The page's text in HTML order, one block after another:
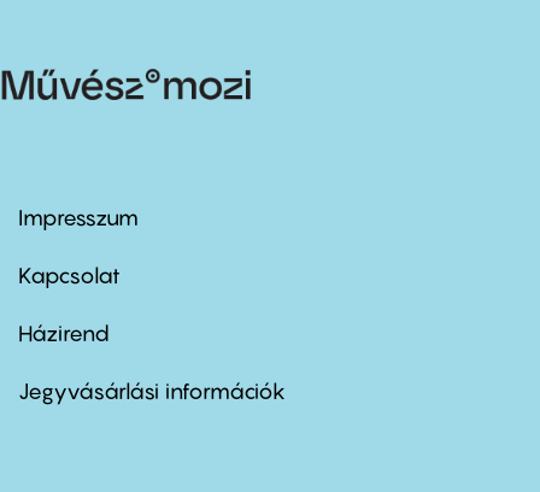
Footer
first
Impresszum
Kapcsolat
Footer
second
Házirend
Jegyvásárlási információk